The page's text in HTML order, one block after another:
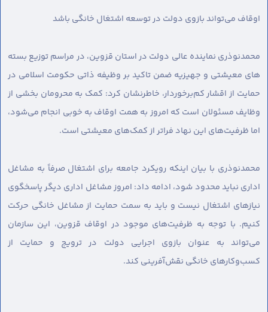
اوقاف می‌تواند بازوی دولت در توسعه اشتغال خانگی باشد
محمدنوذری نماینده عالی دولت در استان قزوین، در مراسم توزیع بسته
های معیشتی و جهیزیه ضمن تاکید بر وظیفه ذاتی حکومت اسلامی در
حمایت از اقشار کم‌برخوردار، خاطرنشان کرد: کمک به محرومان بخشی از
وظایف مسئولان است که امروز به همت اوقاف به خوبی انجام می‌شود،
اما ظرفیت‌های این نهاد فراتر از کمک‌های معیشتی است.
محمدنوذری با بیان اینکه رویکرد جامعه برای اشتغال صرفاً به مشاغل
اداری نباید محدود شود، ادامه داد: امروز مشاغل اداری دیگر پاسخگوی
نیازهای اشتغال نیست و باید به سمت حمایت از مشاغل خانگی حرکت
کنیم. با توجه به ظرفیت‌های موجود در اوقاف قزوین، این سازمان
می‌تواند به عنوان بازوی اجرایی دولت در ترویج و حمایت از
کسب‌وکارهای خانگی نقش‌آفرینی کند.